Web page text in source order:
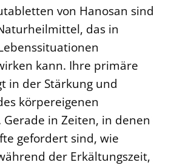
von Hanosan sind
das in
kann. Ihre primäre
in der Stärkung und
körpereigenen
in Zeiten, in denen
gefordert sind, wie
der Erkältungszeit,